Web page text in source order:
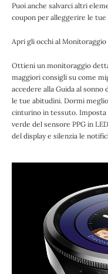
Puoi anche salvarci altri
coupon per alleggerire le tue
Apri gli occhi al Monitoraggio
Ottieni un monitoraggio
maggiori consigli su come
accedere alla Guida al sonno
le tue abitudini. Dormi
cinturino in tessuto. Imposta
verde del sensore PPG in
del display e silenzia le